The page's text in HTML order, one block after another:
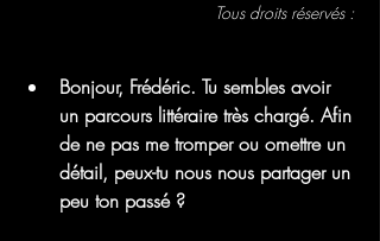
Tous droits réservés :
Bonjour, Frédéric. Tu sembles avoir
un parcours littéraire très chargé. Afin
de ne pas me tromper ou omettre un
détail, peux-tu nous nous partager un
peu ton passé ?